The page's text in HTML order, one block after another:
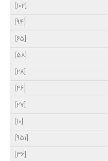
[102]
[94]
[65]
[58]
[28]
[46]
[27]
[10]
[951]
[36]